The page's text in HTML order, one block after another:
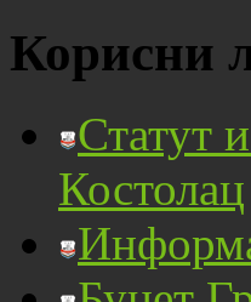
Корисни
Статут
Костолац